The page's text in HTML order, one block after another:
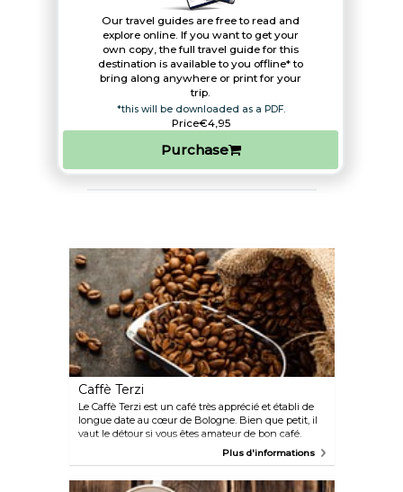
Our travel guides are free to read and
explore online. If you want to get your
own copy, the full travel guide for this
destination is available to you offline* to
bring along anywhere or print for your
trip.​
*this will be downloaded as a PDF.
Price€4,95
Purchase
Caffè Terzi
Le Caffè Terzi est un café très apprécié et établi de
longue date au cœur de Bologne. Bien que petit, il
vaut le détour si vous êtes amateur de bon café.
Venez déguster une tasse de café artisanal, que
Plus d'informations